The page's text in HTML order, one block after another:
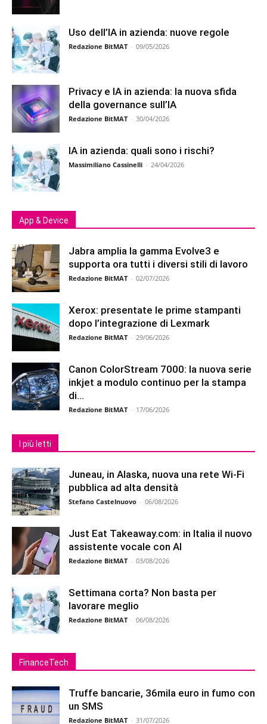
Uso dell’IA in azienda: nuove regole
Redazione BitMAT - 09/05/2026
Privacy e IA in azienda: la nuova sfida
della governance sull’IA
Redazione BitMAT - 30/04/2026
IA in azienda: quali sono i rischi?
Massimiliano Cassinelli - 24/04/2026
App & Device
Jabra amplia la gamma Evolve3 e
supporta ora tutti i diversi stili di lavoro
Redazione BitMAT - 02/07/2026
Xerox: presentate le prime stampanti
dopo l’integrazione di Lexmark
Redazione BitMAT - 29/06/2026
Canon ColorStream 7000: la nuova serie
inkjet a modulo continuo per la stampa
di...
Redazione BitMAT - 17/06/2026
I più letti
Juneau, in Alaska, nuova una rete Wi-Fi
pubblica ad alta densità
Stefano Castelnuovo - 06/08/2026
Just Eat Takeaway.com: in Italia il nuovo
assistente vocale con AI
Redazione BitMAT - 03/08/2026
Settimana corta? Non basta per
lavorare meglio
Redazione BitMAT - 06/08/2026
FinanceTech
Truffe bancarie, 36mila euro in fumo con
un SMS
Redazione BitMAT - 31/07/2026